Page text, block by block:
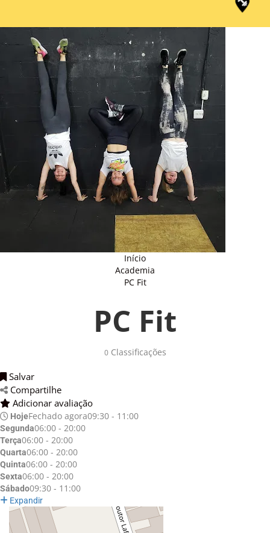
Início
Academia
PC Fit
PC Fit
0Classificações
Salvar
Compartilhe
Adicionar avaliação
HojeFechado agora09:30 - 11:00
Segunda06:00 - 20:00
Terça06:00 - 20:00
Quarta06:00 - 20:00
Quinta06:00 - 20:00
Sexta06:00 - 20:00
Sábado09:30 - 11:00
Expandir